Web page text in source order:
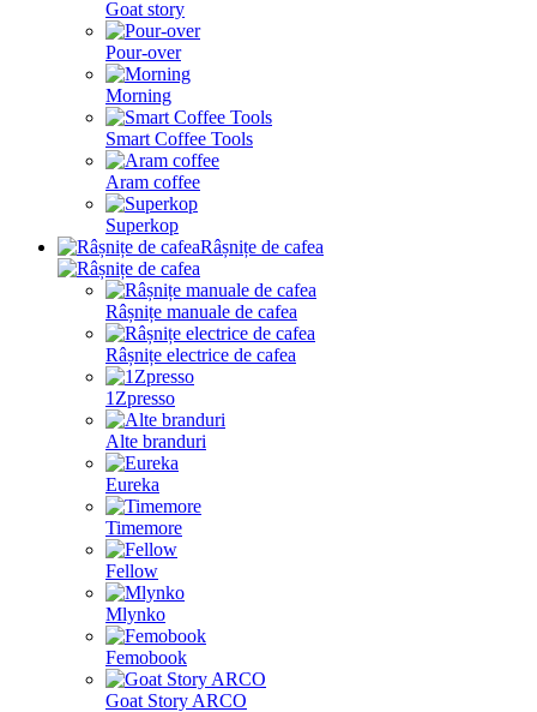
Goat story
Pour-over
Morning
Smart Coffee Tools
Aram coffee
Superkop
Râșnițe de cafea
Râșnițe manuale de cafea
Râșnițe electrice de cafea
1Zpresso
Alte branduri
Eureka
Timemore
Fellow
Mlynko
Femobook
Goat Story ARCO